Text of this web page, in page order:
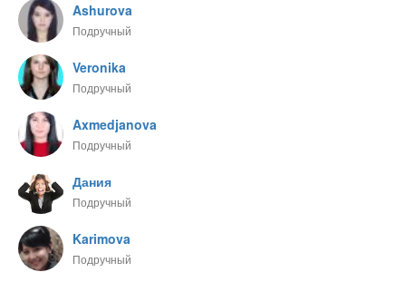
Ashurova
Подручный
Veronika
Подручный
Axmedjanova
Подручный
Дания
Подручный
Karimova
Подручный